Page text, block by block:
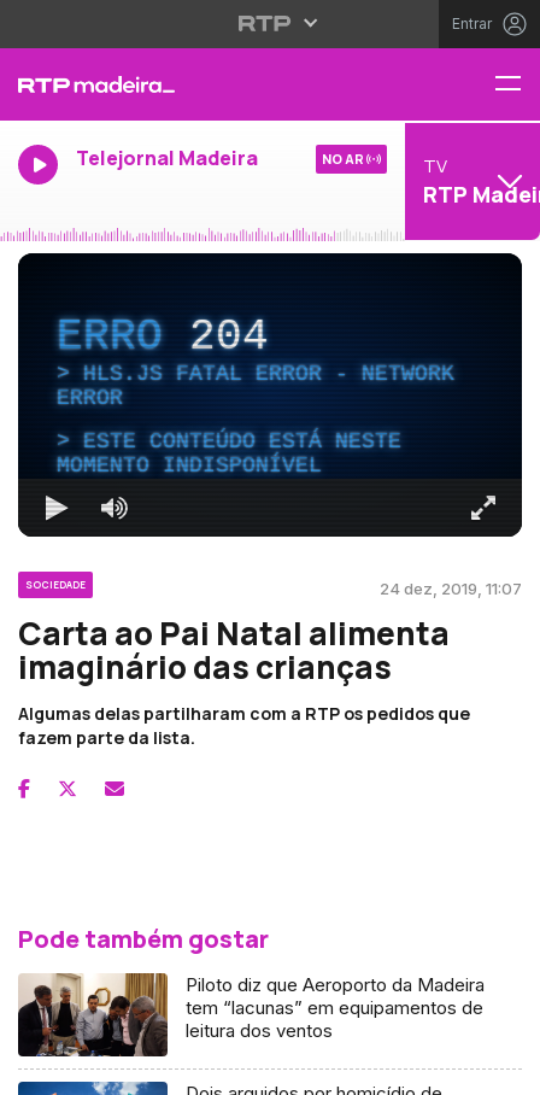
Entrar
Telejornal Madeira NO AR TV
RTP
ERRO204
HLS.JS FATAL ERROR - NETWORK
ERROR
ESTE CONTEÚDO ESTÁ NESTE
MOMENTO INDISPONÍVEL
SOCIEDADE 24 dez, 2019, 11:07
Carta ao Pai Natal alimenta
imaginário das crianças
Algumas delas partilharam com a RTP os pedidos que
fazem parte da lista.
Pode também gostar
Piloto diz que Aeroporto da Madeira
tem “lacunas” em equipamentos de
leitura dos ventos